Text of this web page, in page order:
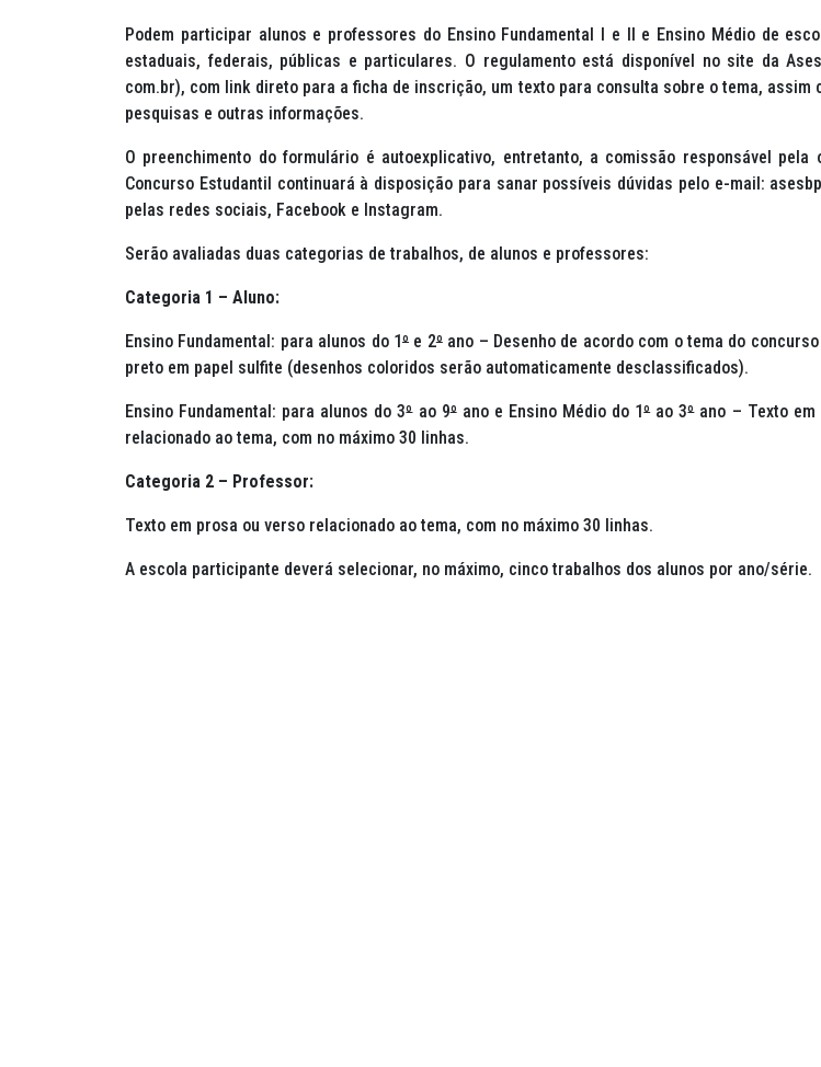
Podem participar alunos e professores do Ensino Fundamental I e II e Ensino Médio de
estaduais, federais, públicas e particulares. O regulamento está disponível no site da
com.br), com link direto para a ficha de inscrição, um texto para consulta sobre o tema, assim
pesquisas e outras informações.
O preenchimento do formulário é autoexplicativo, entretanto, a comissão responsável pela
Concurso Estudantil continuará à disposição para sanar possíveis dúvidas pelo e-mail:
pelas redes sociais, Facebook e Instagram.
Serão avaliadas duas categorias de trabalhos, de alunos e professores:
Categoria 1 – Aluno:
Ensino Fundamental: para alunos do 1º e 2ºano – Desenho de acordo com o tema do
preto em papel sulfite (desenhos coloridos serão automaticamente desclassificados).
Ensino Fundamental: para alunos do 3ºao 9ºano e Ensino Médio do 1ºao 3ºano – Texto em
relacionado ao tema, com no máximo 30 linhas.
Categoria 2 – Professor:
Texto em prosa ou verso relacionado ao tema, com no máximo 30 linhas.
A escola participante deverá selecionar, no máximo, cinco trabalhos dos alunos por ano/série.